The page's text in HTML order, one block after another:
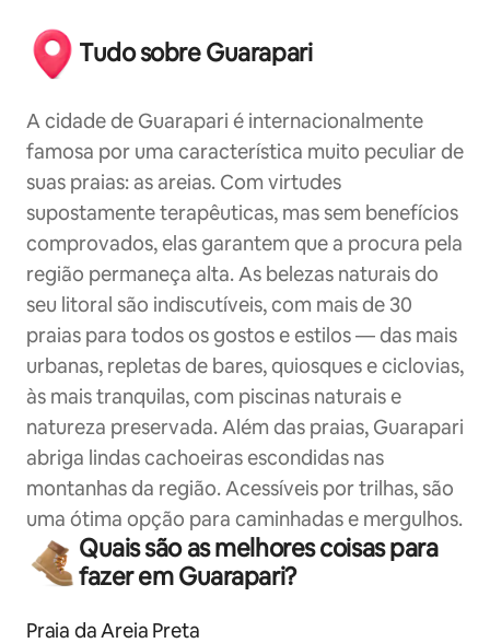
Tudo sobre Guarapari
A cidade de Guarapari é internacionalmente
famosa por uma característica muito peculiar de
suas praias: as areias. Com virtudes
supostamente terapêuticas, mas sem benefícios
comprovados, elas garantem que a procura pela
região permaneça alta. As belezas naturais do
seu litoral são indiscutíveis, com mais de 30
praias para todos os gostos e estilos — das mais
urbanas, repletas de bares, quiosques e ciclovias,
às mais tranquilas, com piscinas naturais e
natureza preservada. Além das praias, Guarapari
abriga lindas cachoeiras escondidas nas
montanhas da região. Acessíveis por trilhas, são
uma ótima opção para caminhadas e mergulhos.
Quais são as melhores coisas para
fazer em Guarapari?
Praia da Areia Preta